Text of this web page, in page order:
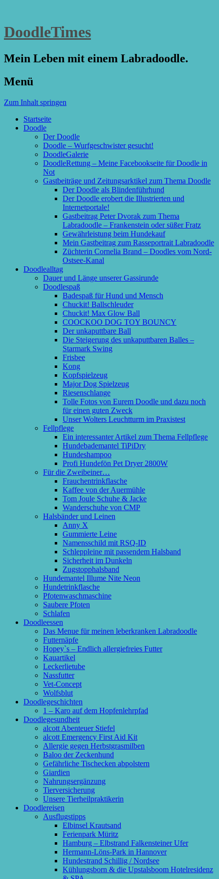
DoodleTimes
Mein Leben mit einem Labradoodle.
Menü
Zum Inhalt springen
Startseite
Doodle
Der Doodle
Doodle – Wurfgeschwister gesucht!
DoodleGalerie
DoodleRettung – Meine Facebookseite für Doodle in
Not
Gastbeiträge und Zeitungsarktikel zum Thema Doodle
Der Doodle als Blindenführhund
Der Doodle erobert die Illustrierten und
Internetportale!
Gastbeitrag Peter Dvorak zum Thema
Labradoodle – Frankenstein oder süßer Fratz
Gewährleistung beim Hundekauf
Mein Gastbeitrag zum Rasseportrait Labradoodle
Züchterin Cornelia Brand – Doodles vom Nord-
Ostsee-Kanal
Doodlealltag
Dauer und Länge unserer Gassirunde
Doodlespaß
Badespaß für Hund und Mensch
Chuckit! Ballschleuder
Chuckit! Max Glow Ball
COOCKOO DOG TOY BOUNCY
Der unkaputtbare Ball
Die Steigerung des unkaputtbaren Balles –
Starmark Swing
Frisbee
Kong
Kopfspielzeug
Major Dog Spielzeug
Riesenschlange
Tolle Fotos von Eurem Doodle und dazu noch
für einen guten Zweck
Unser Wolters Leuchtturm im Praxistest
Fellpflege
Ein interessanter Artikel zum Thema Fellpflege
Hundebademantel TiPiDry
Hundeshampoo
Profi Hundefön Pet Dryer 2800W
Für die Zweibeiner…
Frauchentrinkflasche
Kaffee von der Auermühle
Tom Joule Schuhe & Jacke
Wanderschuhe von CMP
Halsbänder und Leinen
Anny X
Gummierte Leine
Namensschild mit RSQ-ID
Schleppleine mit passendem Halsband
Sicherheit im Dunkeln
Zugstopphalsband
Hundemantel Illume Nite Neon
Hundetrinkflasche
Pfotenwaschmaschine
Saubere Pfoten
Schlafen
Doodleessen
Das Menue für meinen leberkranken Labradoodle
Futternäpfe
Hopey`s – Endlich allergiefreies Futter
Kauartikel
Leckerlietube
Nassfutter
Vet-Concept
Wolfsblut
Doodlegeschichten
1 – Karo auf dem Hopfenlehrpfad
Doodlegesundheit
alcott Abenteuer Stiefel
alcott Emergency First Aid Kit
Allergie gegen Herbstgrasmilben
Baloo der Zeckenhund
Gefährliche Tischecken abpolstern
Giardien
Nahrungsergänzung
Tierversicherung
Unsere Tierheilpraktikerin
Doodlereisen
Ausflugstipps
Elbinsel Krautsand
Ferienpark Müritz
Hamburg – Elbstrand Falkensteiner Ufer
Hermann-Löns-Park in Hannover
Hundestrand Schillig / Nordsee
Kühlungsborn & die Upstalsboom Hotelresidenz